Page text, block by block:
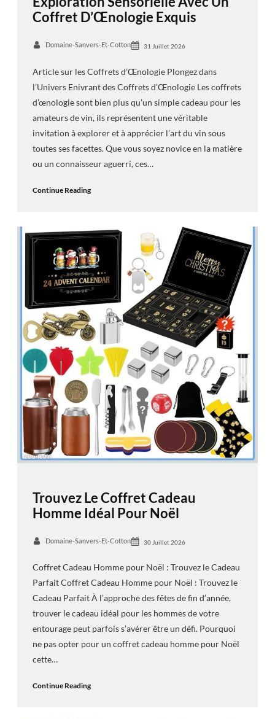
Coffret D’Œnologie Exquis
Domaine-Sanvers-Et-Cotton 31 Juillet 2026
Article sur les Coffrets d’Œnologie Plongez dans
l’Univers Enivrant des Coffrets d’Œnologie Les coffrets
d’œnologie sont bien plus qu’un simple cadeau pour les
amateurs de vin, ils représentent une véritable
invitation à explorer et à apprécier l’art du vin sous
toutes ses facettes. Que vous soyez novice en la matière
ou un connaisseur aguerri, ces…
Continue Reading
Trouvez Le Coffret Cadeau
Homme Idéal Pour Noël
Domaine-Sanvers-Et-Cotton 30 Juillet 2026
Coffret Cadeau Homme pour Noël : Trouvez le Cadeau
Parfait Coffret Cadeau Homme pour Noël : Trouvez le
Cadeau Parfait À l’approche des fêtes de fin d’année,
trouver le cadeau idéal pour les hommes de votre
entourage peut parfois s’avérer être un défi. Pourquoi
ne pas opter pour un coffret cadeau homme pour Noël
cette…
Continue Reading